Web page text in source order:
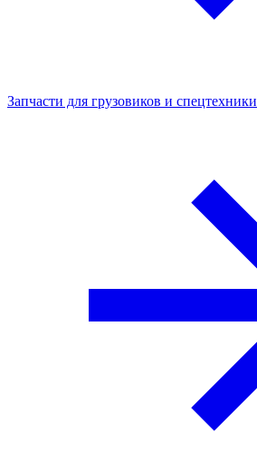
Запчасти для грузовиков и спецтехники